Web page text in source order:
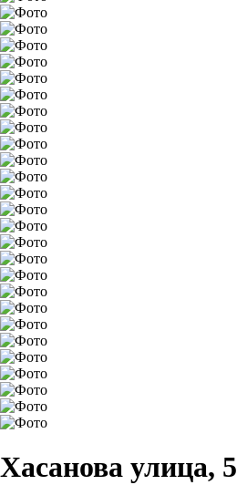
Хасанова улица, 5